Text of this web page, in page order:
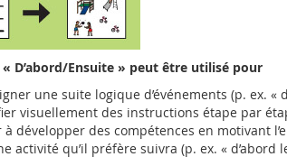
D’abord/Ensuite » peut être utilisé pour
une suite logique d’événements (p. ex. «
visuellement des instructions étape par
à développer des compétences en motivant
activité qu’il préfère suivra (p. ex. « d’abord